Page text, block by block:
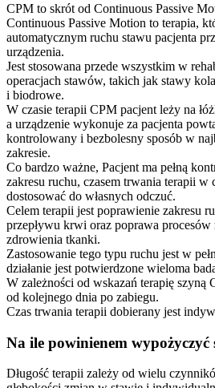
CPM to skrót od Continuous Passive
Continuous Passive Motion to terapia,
automatycznym ruchu stawu pacjenta
urządzenia.
Jest stosowana przede wszystkim w
operacjach stawów, takich jak stawy
i biodrowe.
W czasie terapii CPM pacjent leży na
a urządzenie wykonuje za pacjenta
kontrolowany i bezbolesny sposób w
zakresie.
Co bardzo ważne, Pacjent ma pełną
zakresu ruchu, czasem trwania terapii w
dostosować do własnych odczuć.
Celem terapii jest poprawienie zakresu
przepływu krwi oraz poprawa procesów
zdrowienia tkanki.
Zastosowanie tego typu ruchu jest w
działanie jest potwierdzone wieloma
W zależności od wskazań terapię szyną
od kolejnego dnia po zabiegu.
Czas trwania terapii dobierany jest
Na ile powinienem wypożyczyć
Długość terapii zależy od wielu